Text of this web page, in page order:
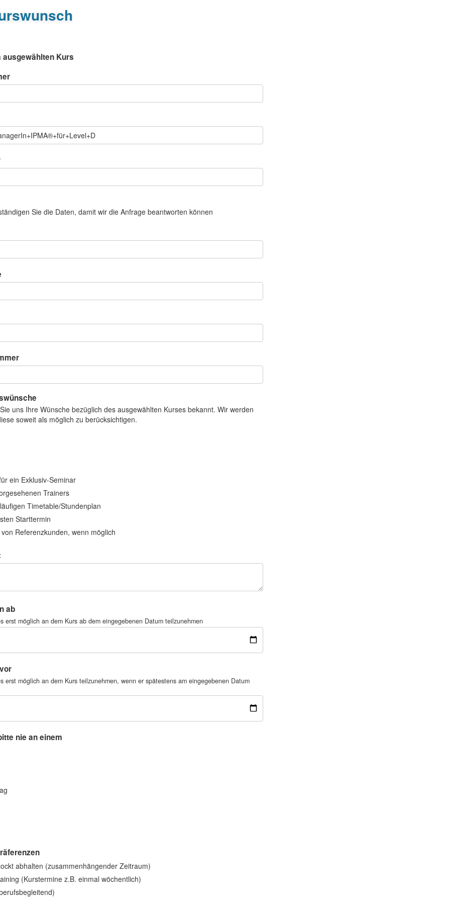
ausgewählten Kurs
Sie die Daten, damit wir die Anfrage beantworten können
uns Ihre Wünsche bezüglich des ausgewählten Kurses bekannt. Wir werden
soweit als möglich zu berücksichtigen.
ein Exklusiv-Seminar
Trainers
Timetable/Stundenplan
Starttermin
Referenzkunden, wenn möglich
ab
erst möglich an dem Kurs ab dem eingegebenen Datum teilzunehmen
erst möglich an dem Kurs teilzunehmen, wenn er spätestens am eingegebenen Datum
nie an einem
abhalten (zusammenhängender Zeitraum)
(Kurstermine z.B. einmal wöchentlich)